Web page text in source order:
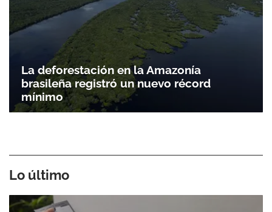
La deforestación en la Amazonía
brasileña registró un nuevo récord
mínimo
Lo último